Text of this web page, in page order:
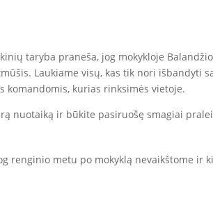
taryba praneša, jog mokykloje
Laukiame visų, kas tik nori išbandyti
komandomis, kurias rinksimės vietoje.
nuotaiką ir būkite pasiruošę smagiai
renginio metu po mokyklą nevaikštome ir